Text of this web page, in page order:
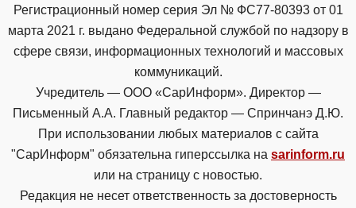
Регистрационный номер серия Эл № ФС77-80393 от 01
марта 2021 г. выдано Федеральной службой по надзору в
сфере связи, информационных технологий и массовых
коммуникаций.
Учредитель — ООО «СарИнформ». Директор —
Письменный А.А. Главный редактор — Спринчанэ Д.Ю.
При использовании любых материалов с сайта
"СарИнформ" обязательна гиперссылка на sarinform.ru
или на страницу с новостью.
Редакция не несет ответственность за достоверность